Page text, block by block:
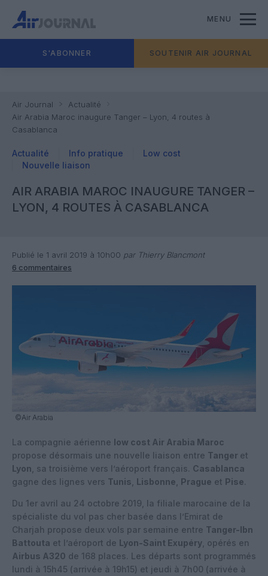
MENU
S'ABONNER SOUTENIR AIR JOURNAL
Air Journal
Actualité
Air Arabia Maroc inaugure Tanger – Lyon, 4 routes à
Casablanca
Actualité Info pratique
Low cost
Nouvelle liaison
AIR ARABIA MAROC INAUGURE TANGER –
LYON, 4 ROUTES À CASABLANCA
Publié le 1 avril 2019 à 10h00 par Thierry Blancmont
6 commentaires
©Air Arabia
La compagnie aérienne low cost Air Arabia Maroc
propose désormais une nouvelle liaison entre Tanger et
Lyon , sa troisième vers l’aéroport français. Casablanca
gagne des lignes vers Tunis Lisbonne Prague et Pise.
Du 1er avril au 24 octobre 2019, la filiale marocaine de la
spécialiste du vol pas cher basée dans l’Emirat de
Charjah propose deux vols par semaine entre Tanger-Ibn
Battouta et l’aéroport de Lyon-Saint Exupéry , opérés en
Airbus A320 de 168 places. Les départs sont programmés
lundi à 15h45 (arrivée à 19h15) et jeudi à 7h00 (arrivée à